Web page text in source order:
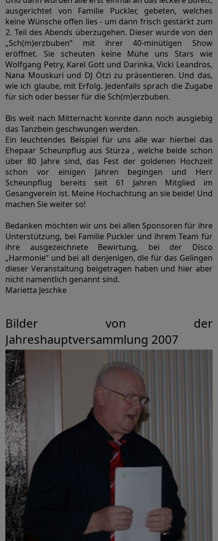
ausgerichtet von Familie Puckler, gebeten, welches
keine Wünsche offen lies - um dann frisch gestärkt zum
2. Teil des Abends überzugehen. Dieser wurde von den
„Sch(m)erzbuben“ mit ihrer 40-minütigen Show
eröffnet. Sie scheuten keine Mühe uns Stars wie
Wolfgang Petry, Karel Gott und Darinka, Vicki Leandros,
Nana Mouskuri und DJ Ötzi zu präsentieren. Und das,
wie ich glaube, mit Erfolg. Jedenfalls sprach die Zugabe
für sich oder besser für die Sch(m)erzbuben.
Bis weit nach Mitternacht konnte dann noch ausgiebig
das Tanzbein geschwungen werden.
Ein leuchtendes Beispiel für uns alle war hierbei das
Ehepaar Scheunpflug aus Stürza , welche beide schon
über 80 Jahre sind, das Fest der goldenen Hochzeit
schon vor einigen Jahren begingen und Herr
Scheunpflug bereits seit 61 Jahren Mitglied im
Gesangverein ist. Meine Hochachtung an sie beide! Und
machen Sie weiter so!
Bedanken möchten wir uns bei allen Sponsoren für ihre
Unterstützung, bei Familie Puckler und ihrem Team für
ihre ausgezeichnete Bewirtung, bei der Disco
„Harmonie“ und bei all denjenigen, die für das Gelingen
dieser Veranstaltung beigetragen haben und hier aber
nicht namentlich genannt sind.
Marietta Jeschke
Bilder von der
Jahreshauptversammlung 2007